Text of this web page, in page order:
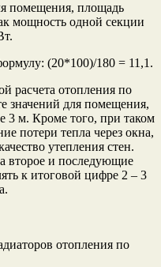
помещения, площадь
мощность одной секции
(20*100)/180 = 11,1.
расчета отопления по
значений для помещения,
3 м. Кроме того, при таком
потери тепла через окна,
утепления стен.
второе и последующие
к итоговой цифре 2 – 3
отопления по